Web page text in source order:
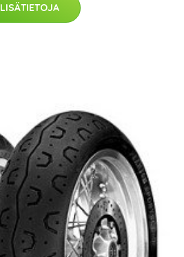
LISÄTIETOJA